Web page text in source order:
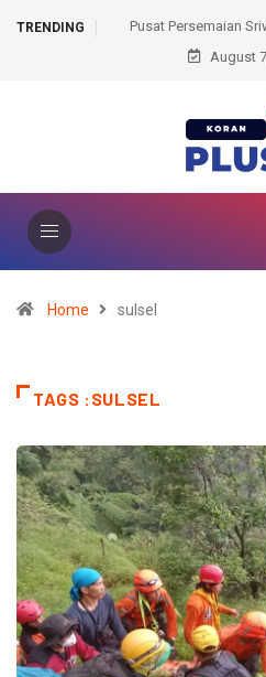
TRENDING
Sriwijaya Hadir, Herman Deru dan
Komitmen Lestarikan Hutan
August
Home sulsel
TAGS :SULSEL